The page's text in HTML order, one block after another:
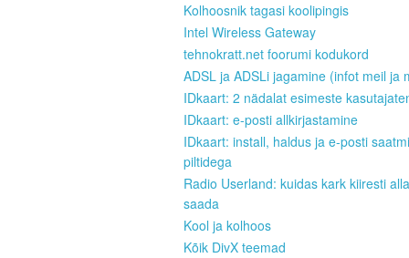
Kolhoosnik tagasi koolipingis
Intel Wireless Gateway
tehnokratt.net foorumi kodukord
ADSL ja ADSLi jagamine (infot meil ja
IDkaart: 2 nädalat esimeste
IDkaart: e-posti allkirjastamine
IDkaart: install, haldus ja e-posti
piltidega
Radio Userland: kuidas kark kiiresti alla
saada
Kool ja kolhoos
Kõik DivX teemad